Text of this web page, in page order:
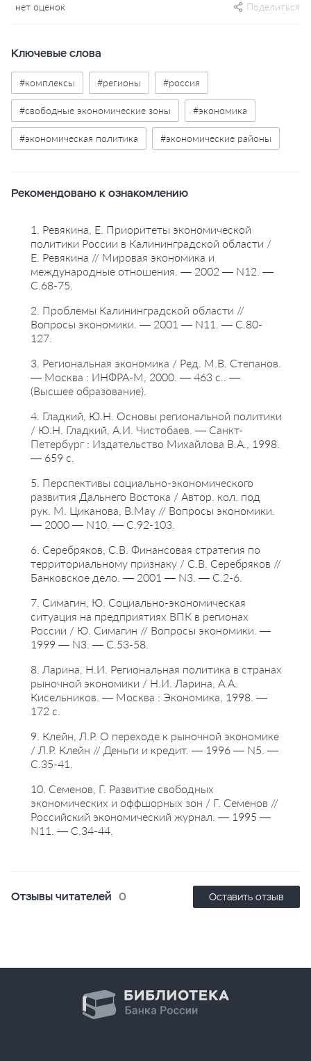
нет оценок Поделиться
Ключевые слова
#комплексы #регионы #россия
#свободные экономические зоны #экономика
#экономическая политика #экономические районы
Рекомендовано к ознакомлению
1. Ревякина, Е. Приоритеты экономической
политики России в Калининградской области /
Е. Ревякина // Мировая экономика и
международные отношения. — 2002 — N12. —
С.68-75.
2. Проблемы Калининградской области //
Вопросы экономики. — 2001 — N11. — С.80-
127.
3. Региональная экономика / Ред. М.В. Степанов.
— Москва : ИНФРА-М, 2000. — 463 с.. —
(Высшее образование).
4. Гладкий, Ю.Н. Основы региональной политики
/ Ю.Н. Гладкий, А.И. Чистобаев. — Санкт-
Петербург : Издательство Михайлова В.А., 1998.
— 659 с.
5. Перспективы социально-экономического
развития Дальнего Востока / Автор. кол. под
рук. М. Циканова, В.Мау // Вопросы экономики.
— 2000 — N10. — С.92-103.
6. Серебряков, С.В. Финансовая стратегия по
территориальному признаку / С.В. Серебряков //
Банковское дело. — 2001 — N3. — С.2-6.
7. Симагин, Ю. Социально-экономическая
ситуация на предприятиях ВПК в регионах
России / Ю. Симагин // Вопросы экономики. —
1999 — N3. — С.53-58.
8. Ларина, Н.И. Региональная политика в странах
рыночной экономики / Н.И. Ларина, А.А.
Кисельников. — Москва : Экономика, 1998. —
172 с.
9. Клейн, Л.Р. О переходе к рыночной экономике
/ Л.Р. Клейн // Деньги и кредит. — 1996 — N5. —
С.35-41.
10. Семенов, Г. Развитие свободных
экономических и оффшорных зон / Г. Семенов //
Российский экономический журнал. — 1995 —
N11. — С.34-44.
Отзывы читателей 0 Оставить отзыв